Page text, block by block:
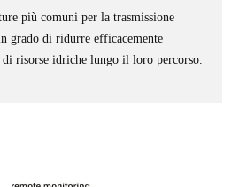
più comuni per la trasmissione
grado di ridurre efficacemente
risorse idriche lungo il loro percorso.
condotte di irrigazione per